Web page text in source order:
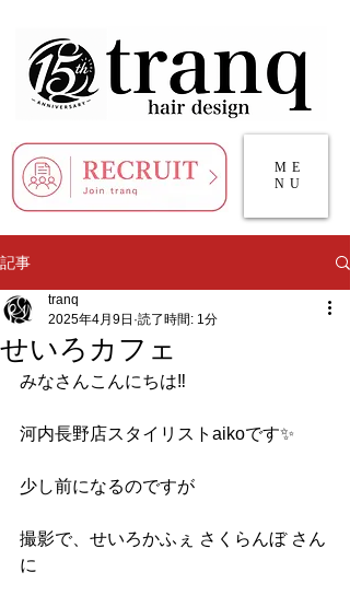
ME
NU
記事
せいろカフェ
tranq
2025年4月9日 読了時間: 1分
みなさんこんにちは‼️
河内長野店スタイリストaikoです✨
少し前になるのですが
撮影で、せいろかふぇ さくらんぼ さん
に